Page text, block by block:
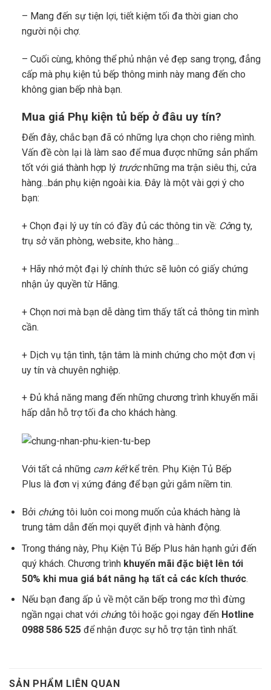
– Mang đến sự tiện lợi, tiết kiệm tối đa thời gian cho
người nội chợ.
– Cuối cùng, không thể phủ nhận vẻ đẹp sang trọng, đẳng
cấp mà phụ kiện tủ bếp thông minh này mang đến cho
không gian bếp nhà bạn.
Mua giá Phụ kiện tủ bếp ở đâu uy tín?
Đến đây, chắc bạn đã có những lựa chọn cho riêng mình.
Vấn đề còn lại là làm sao để mua được những sản phẩm
tốt với giá thành hợp lý trướcnhững ma trận siêu thị, cửa
hàng…bán phụ kiện ngoài kia. Đây là một vài gợi ý cho
bạn:
+ Chọn đại lý uy tín có đầy đủ các thông tin về: Công ty,
trụ sở văn phòng, website, kho hàng…
+ Hãy nhớ một đại lý chính thức sẽ luôn có giấy chứng
nhận ủy quyền từ Hãng.
+ Chọn nơi mà bạn dễ dàng tìm thấy tất cả thông tin mình
cần.
+ Dịch vụ tận tình, tận tâm là minh chứng cho một đơn vị
uy tín và chuyên nghiệp.
+ Đủ khả năng mang đến những chương trình khuyến mãi
hấp dẫn hỗ trợ tối đa cho khách hàng.
Với tất cả nhữngcam kết kể trên. Phụ Kiện Tủ Bếp
Plus là đơn vị xứng đáng để bạn gửi gắm niềm tin.
Bởi chúng tôi luôn coi mong muốn của khách hàng là
trung tâm dẫn đến mọi quyết định và hành động.
Trong tháng này, Phụ Kiện Tủ Bếp Plus hân hạnh gửi đến
quý khách. Chương trình khuyến mãi đặc biệt lên tới
50% khi mua giá bát nâng hạ tất cả các kích thước.
Nếu bạn đang ấp ủ về một căn bếp trong mơ thì đừng
ngần ngại chat với chúng tôi hoặc gọi ngay đến Hotline
0988 586 525để nhận được sự hỗ trợ tận tình nhất.
SẢN PHẨM LIÊN QUAN